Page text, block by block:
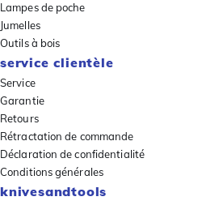
Lampes de poche
Jumelles
Outils à bois
service clientèle
Service
Garantie
Retours
Rétractation de commande
Déclaration de confidentialité
Conditions générales
knivesandtools